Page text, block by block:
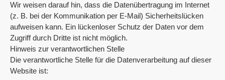
Wir weisen darauf hin, dass die Datenübertragung im Internet
(z. B. bei der Kommunikation per E-Mail) Sicherheitslücken
aufweisen kann. Ein lückenloser Schutz der Daten vor dem
Zugriff durch Dritte ist nicht möglich.
Hinweis zur verantwortlichen Stelle
Die verantwortliche Stelle für die Datenverarbeitung auf dieser
Website ist: